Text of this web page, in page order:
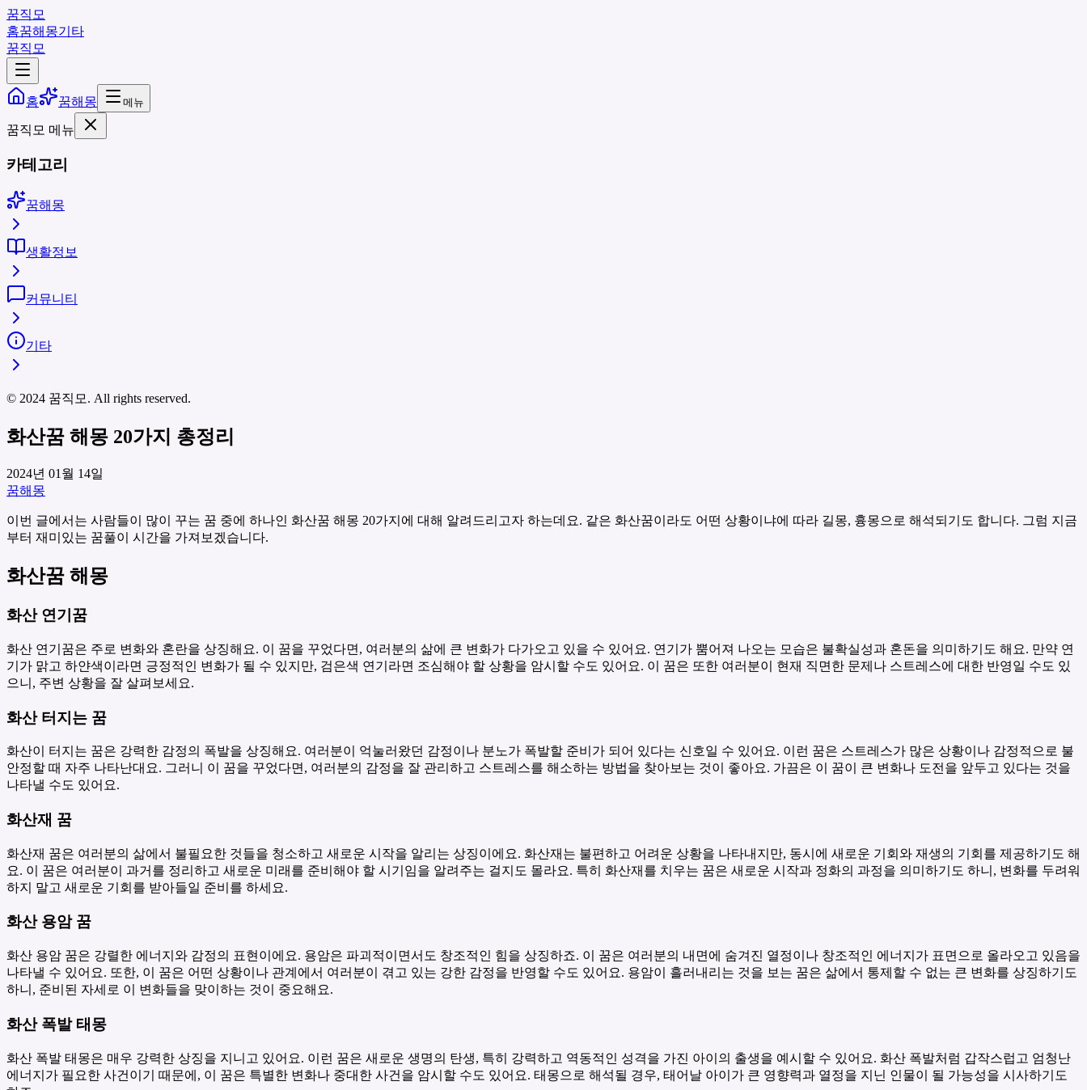
꿈직모
홈꿈해몽기타
꿈직모
홈 꿈해몽 메뉴
꿈직모 메뉴
카테고리
꿈해몽
생활정보
커뮤니티
기타
© 2024 꿈직모. All rights reserved.
화산꿈 해몽 20가지 총정리
2024년 01월 14일
꿈해몽
이번 글에서는 사람들이 많이 꾸는 꿈 중에 하나인 화산꿈 해몽 20가지에 대해 알려드리고자 하는데요. 같은 화산꿈이라도 어떤 상황이냐에 따라 길몽, 흉몽으로 해석되기도 합니다. 그럼 지금
부터 재미있는 꿈풀이 시간을 가져보겠습니다.
화산꿈 해몽
화산 연기꿈
화산 연기꿈은 주로 변화와 혼란을 상징해요. 이 꿈을 꾸었다면, 여러분의 삶에 큰 변화가 다가오고 있을 수 있어요. 연기가 뿜어져 나오는 모습은 불확실성과 혼돈을 의미하기도 해요. 만약 연
기가 맑고 하얀색이라면 긍정적인 변화가 될 수 있지만, 검은색 연기라면 조심해야 할 상황을 암시할 수도 있어요. 이 꿈은 또한 여러분이 현재 직면한 문제나 스트레스에 대한 반영일 수도 있
으니, 주변 상황을 잘 살펴보세요.
화산 터지는 꿈
화산이 터지는 꿈은 강력한 감정의 폭발을 상징해요. 여러분이 억눌러왔던 감정이나 분노가 폭발할 준비가 되어 있다는 신호일 수 있어요. 이런 꿈은 스트레스가 많은 상황이나 감정적으로 불
안정할 때 자주 나타난대요. 그러니 이 꿈을 꾸었다면, 여러분의 감정을 잘 관리하고 스트레스를 해소하는 방법을 찾아보는 것이 좋아요. 가끔은 이 꿈이 큰 변화나 도전을 앞두고 있다는 것을
나타낼 수도 있어요.
화산재 꿈
화산재 꿈은 여러분의 삶에서 불필요한 것들을 청소하고 새로운 시작을 알리는 상징이에요. 화산재는 불편하고 어려운 상황을 나타내지만, 동시에 새로운 기회와 재생의 기회를 제공하기도 해
요. 이 꿈은 여러분이 과거를 정리하고 새로운 미래를 준비해야 할 시기임을 알려주는 걸지도 몰라요. 특히 화산재를 치우는 꿈은 새로운 시작과 정화의 과정을 의미하기도 하니, 변화를 두려워
하지 말고 새로운 기회를 받아들일 준비를 하세요.
화산 용암 꿈
화산 용암 꿈은 강렬한 에너지와 감정의 표현이에요. 용암은 파괴적이면서도 창조적인 힘을 상징하죠. 이 꿈은 여러분의 내면에 숨겨진 열정이나 창조적인 에너지가 표면으로 올라오고 있음을
나타낼 수 있어요. 또한, 이 꿈은 어떤 상황이나 관계에서 여러분이 겪고 있는 강한 감정을 반영할 수도 있어요. 용암이 흘러내리는 것을 보는 꿈은 삶에서 통제할 수 없는 큰 변화를 상징하기도
하니, 준비된 자세로 이 변화들을 맞이하는 것이 중요해요.
화산 폭발 태몽
화산 폭발 태몽은 매우 강력한 상징을 지니고 있어요. 이런 꿈은 새로운 생명의 탄생, 특히 강력하고 역동적인 성격을 가진 아이의 출생을 예시할 수 있어요. 화산 폭발처럼 갑작스럽고 엄청난
에너지가 필요한 사건이기 때문에, 이 꿈은 특별한 변화나 중대한 사건을 암시할 수도 있어요. 태몽으로 해석될 경우, 태어날 아이가 큰 영향력과 열정을 지닌 인물이 될 가능성을 시사하기도